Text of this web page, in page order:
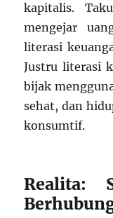
kapitalis.
mengejar
literasi
Justru literasi
bijak
sehat, dan
konsumtif.
Realita: